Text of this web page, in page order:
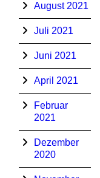
August 2021
Juli 2021
Juni 2021
April 2021
Februar
2021
Dezember
2020